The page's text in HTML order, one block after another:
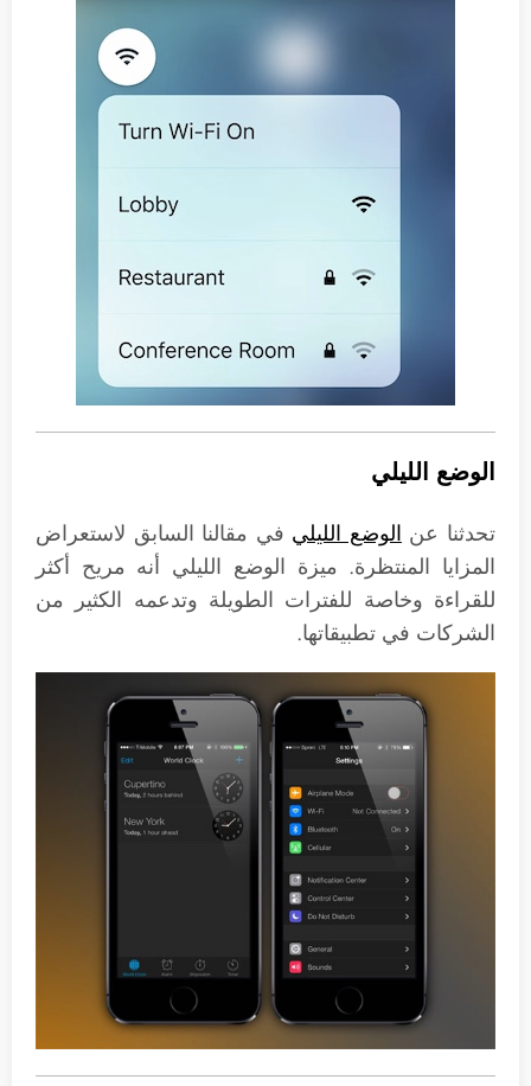
الوضع الليلي
تحدثنا عن الوضع الليلي في مقالنا السابق لاستعراض
المزايا المنتظرة. ميزة الوضع الليلي أنه مريح أكثر
للقراءة وخاصة للفترات الطويلة وتدعمه الكثير من
الشركات في تطبيقاتها.